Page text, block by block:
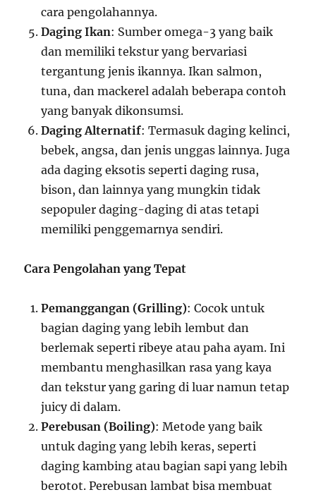
cara pengolahannya.
Daging Ikan: Sumber omega-3 yang baik
dan memiliki tekstur yang bervariasi
tergantung jenis ikannya. Ikan salmon,
tuna, dan mackerel adalah beberapa contoh
yang banyak dikonsumsi.
Daging Alternatif: Termasuk daging kelinci,
bebek, angsa, dan jenis unggas lainnya. Juga
ada daging eksotis seperti daging rusa,
bison, dan lainnya yang mungkin tidak
sepopuler daging-daging di atas tetapi
memiliki penggemarnya sendiri.
Cara Pengolahan yang Tepat
Pemanggangan (Grilling): Cocok untuk
bagian daging yang lebih lembut dan
berlemak seperti ribeye atau paha ayam. Ini
membantu menghasilkan rasa yang kaya
dan tekstur yang garing di luar namun tetap
juicy di dalam.
Perebusan (Boiling): Metode yang baik
untuk daging yang lebih keras, seperti
daging kambing atau bagian sapi yang lebih
berotot. Perebusan lambat bisa membuat